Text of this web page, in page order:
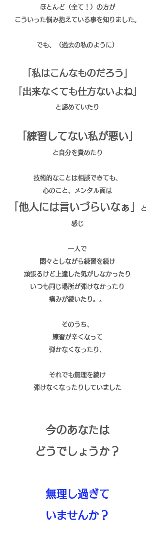
ほとんど（全て！）の方が
こういった悩み抱えている事を知りました。
でも、（過去の私のように）
「私はこんなものだろう」
「出来なくても仕方ないよね」
と諦めていたり
「練習してない私が悪い」
と自分を責めたり
技術的なことは相談できても、
心のこと、メンタル面は
「他人には言いづらいなぁ」 と
感じ
一人で
悶々としながら練習を続け
頑張るけど上達した気がしなかったり
いつも同じ場所が弾けなかったり
痛みが続いたり。。
そのうち、
練習が辛くなって
弾かなくなったり、
それでも無理を続け
弾けなくなったりしていました
今の​あなたは
どうでしょうか？
​無理し過ぎて
いませんか？